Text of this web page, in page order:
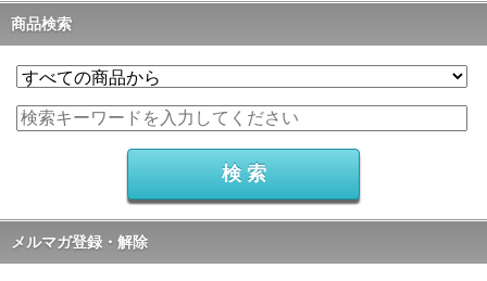
商品検索
メルマガ登録・解除